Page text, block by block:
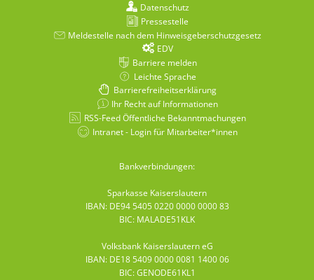
Datenschutz
Pressestelle
Meldestelle nach dem Hinweisgeberschutzgesetz
EDV
Barriere melden
Leichte Sprache
Barrierefreiheitserklärung
Ihr Recht auf Informationen
RSS-Feed Öffentliche Bekanntmachungen
Intranet - Login für Mitarbeiter*innen
Bankverbindungen:
Sparkasse Kaiserslautern
IBAN: DE94 5405 0220 0000 0000 83
BIC: MALADE51KLK
Volksbank Kaiserslautern eG
IBAN: DE18 5409 0000 0081 1400 06
BIC: GENODE61KL1